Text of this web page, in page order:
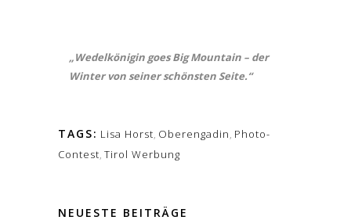
„Wedelkönigin goes Big Mountain – der
Winter von seiner schönsten Seite.“
TAGS: Lisa Horst Oberengadin Photo-
Contest Tirol Werbung
NEUESTE BEITRÄGE